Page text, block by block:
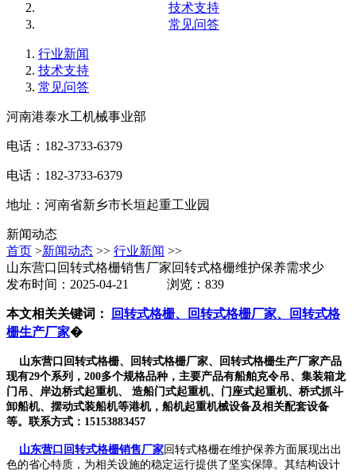
技术支持
常见问答
行业新闻
技术支持
常见问答
河南港泰水工机械事业部
电话：182-3733-6379
电话：182-3733-6379
地址：河南省新乡市长垣起重工业园
新闻动态
首页 >新闻动态 >> 行业新闻 >>
山东营口回转式格栅销售厂家回转式格栅维护保养需求少
发布时间：2025-04-21 浏览：839
本文相关关键词：
回转式格栅、回转式格栅厂家、回转式格
栅生产厂家�
山东营口回转式格栅、回转式格栅厂家、回转式格栅生产厂家产品
现有29个系列，200多个规格品种，主要产品有船舶克令吊、集装箱龙
门吊、岸边桥式起重机、 造船门式起重机、门座式起重机、桥式抓斗
卸船机、摆动式装船机等港机，船机起重机械设备及相关配套设备
等。联系方式：15153883457
山东营口回转式格栅销售厂家回转式格栅在维护保养方面展现出出
色的省心特质，为相关设施的稳定运行提供了坚实保障。其结构设计